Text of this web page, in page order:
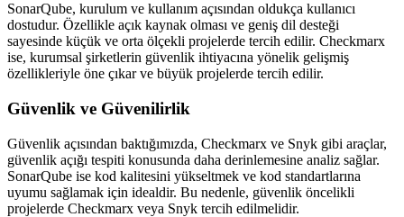
SonarQube, kurulum ve kullanım açısından oldukça kullanıcı
dostudur. Özellikle açık kaynak olması ve geniş dil desteği
sayesinde küçük ve orta ölçekli projelerde tercih edilir. Checkmarx
ise, kurumsal şirketlerin güvenlik ihtiyacına yönelik gelişmiş
özellikleriyle öne çıkar ve büyük projelerde tercih edilir.
Güvenlik ve Güvenilirlik
Güvenlik açısından baktığımızda, Checkmarx ve Snyk gibi araçlar,
güvenlik açığı tespiti konusunda daha derinlemesine analiz sağlar.
SonarQube ise kod kalitesini yükseltmek ve kod standartlarına
uyumu sağlamak için idealdir. Bu nedenle, güvenlik öncelikli
projelerde Checkmarx veya Snyk tercih edilmelidir.